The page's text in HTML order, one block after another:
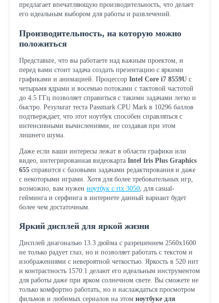
предлагает впечатляющую производительность, что делает
его идеальным выбором для работы и развлечений.
Производительность, на которую можно
положиться
Представьте, что вы работаете над важным проектом, и
перед вами стоит задача создать презентацию с яркими
графиками и анимацией. Процессор Intel Core i7 8559Uс
четырьмя ядрами и восемью потоками с тактовой частотой
до 4.5 ГГц позволяет справиться с такими задачами легко и
быстро. Результат теста Passmark CPU Mark в 10296 баллов
подтверждает, что этот ноутбук способен справляться с
интенсивными вычислениями, не создавая при этом
лишнего шума.
Даже если ваши интересы лежат в области графики или
видео, интегрированная видеокарта Intel Iris Plus Graphics
655справится с базовыми задачами редактирования и даже
с некоторыми играми. Хотя для более требовательных игр,
возможно, вам нужен ноутбук с rtx 3050, для casual-
гейминга и серфинга в интернете данный вариант будет
более чем достаточным.
Яркий дисплей для яркой жизни
Дисплей диагональю 13.3 дюйма с разрешением 2560x1600
не только радует глаз, но и позволяет работать с текстом и
изображениями с невероятной четкостью. Яркость в 520 нит
и контрастность 1570:1 делают его идеальным инструментом
для работы даже при ярком солнечном свете. Вы сможете не
только комфортно работать, но и наслаждаться просмотром
фильмов и любимых сериалов на этом ноутбуке для